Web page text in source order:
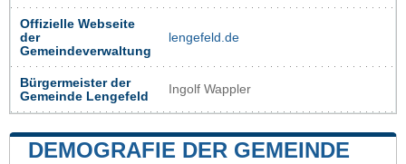
Offizielle Webseite
der
Gemeindeverwaltung
lengefeld.de
Bürgermeister der
Gemeinde Lengefeld
Ingolf Wappler
DEMOGRAFIE DER GEMEINDE